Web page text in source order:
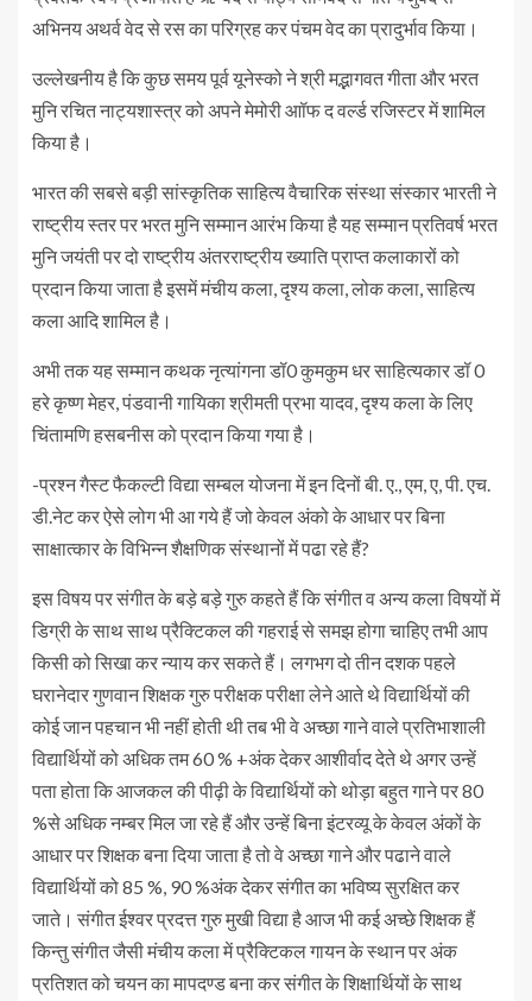
अभिनय अथर्व वेद से रस का परिग्रह कर पंचम वेद का प्रादुर्भाव किया।
उल्लेखनीय है कि कुछ समय पूर्व यूनेस्को ने श्री मद्भागवत गीता और भरत
मुनि रचित नाट्यशास्त्र को अपने मेमोरी आॉफ द वर्ल्ड रजिस्टर में शामिल
किया है।
भारत की सबसे बड़ी सांस्कृतिक साहित्य वैचारिक संस्था संस्कार भारती ने
राष्ट्रीय स्तर पर भरत मुनि सम्मान आरंभ किया है यह सम्मान प्रतिवर्ष भरत
मुनि जयंती पर दो राष्ट्रीय अंतरराष्ट्रीय ख्याति प्राप्त कलाकारों को
प्रदान किया जाता है इसमें मंचीय कला, दृश्य कला, लोक कला, साहित्य
कला आदि शामिल है।
अभी तक यह सम्मान कथक नृत्यांगना डॉ0 कुमकुम धर साहित्यकार डॉ 0
हरे कृष्ण मेहर, पंडवानी गायिका श्रीमती प्रभा यादव, दृश्य कला के लिए
चिंतामणि हसबनीस को प्रदान किया गया है।
-प्रश्न गैस्ट फैकल्टी विद्या सम्बल योजना में इन दिनों बी. ए., एम, ए, पी. एच.
डी.नेट कर ऐसे लोग भी आ गये हैं जो केवल अंको के आधार पर बिना
साक्षात्कार के विभिन्न शैक्षणिक संस्थानों में पढा रहे हैं?
इस विषय पर संगीत के बड़े बड़े गुरु कहते हैं कि संगीत व अन्य कला विषयों में
डिग्री के साथ साथ प्रैक्टिकल की गहराई से समझ होगा चाहिए तभी आप
किसी को सिखा कर न्याय कर सकते हैं। लगभग दो तीन दशक पहले
घरानेदार गुणवान शिक्षक गुरु परीक्षक परीक्षा लेने आते थे विद्यार्थियों की
कोई जान पहचान भी नहीं होती थी तब भी वे अच्छा गाने वाले प्रतिभाशाली
विद्यार्थियों को अधिक तम 60 % +अंक देकर आशीर्वाद देते थे अगर उन्हें
पता होता कि आजकल की पीढ़ी के विद्यार्थियों को थोड़ा बहुत गाने पर 80
%से अधिक नम्बर मिल जा रहे हैं और उन्हें बिना इंटरव्यू के केवल अंकों के
आधार पर शिक्षक बना दिया जाता है तो वे अच्छा गाने और पढाने वाले
विद्यार्थियों को 85 %, 90 %अंक देकर संगीत का भविष्य सुरक्षित कर
जाते। संगीत ईश्वर प्रदत्त गुरु मुखी विद्या है आज भी कई अच्छे शिक्षक हैं
किन्तु संगीत जैसी मंचीय कला में प्रैक्टिकल गायन के स्थान पर अंक
प्रतिशत को चयन का मापदण्ड बना कर संगीत के शिक्षार्थियों के साथ